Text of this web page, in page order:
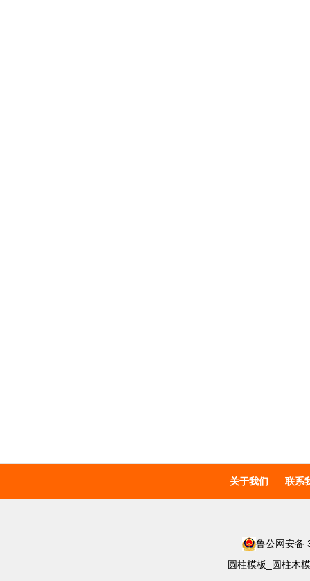
关于我们 联系
鲁公网安备
圆柱模板_圆柱木